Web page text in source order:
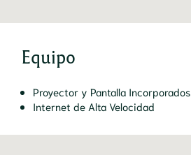
Equipo
Proyector y Pantalla Incorporados
Internet de Alta Velocidad